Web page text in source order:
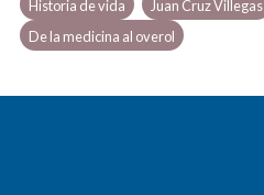
Historia de vida Juan Cruz Villegas
De la medicina al overol